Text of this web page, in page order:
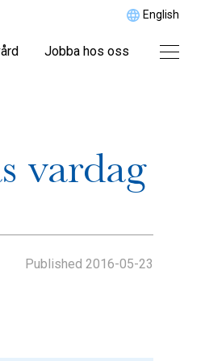
English
Jobba hos oss
vardag
Published 2016-05-23